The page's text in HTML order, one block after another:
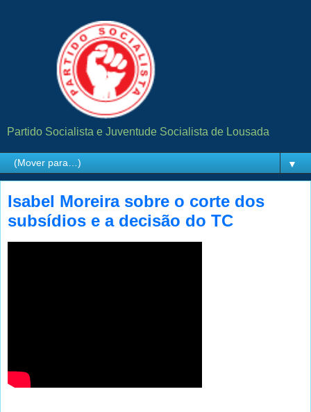
Partido Socialista e Juventude Socialista de Lousada
▼
Isabel Moreira sobre o corte dos
subsídios e a decisão do TC